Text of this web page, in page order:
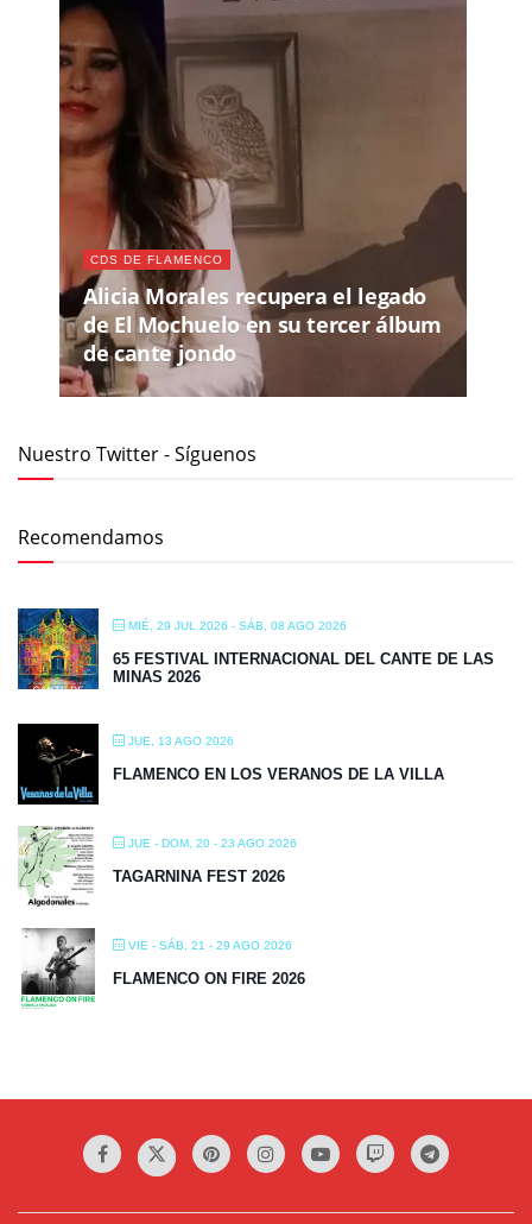
CDS DE FLAMENCO
Alicia Morales recupera el legado
de El Mochuelo en su tercer álbum
de cante jondo
Nuestro Twitter - Síguenos
Recomendamos
MIÉ, 29 JUL 2026 - SÁB, 08 AGO 2026
65 FESTIVAL INTERNACIONAL DEL CANTE DE LAS
MINAS 2026
JUE, 13 AGO 2026
FLAMENCO EN LOS VERANOS DE LA VILLA
JUE - DOM, 20 - 23 AGO 2026
TAGARNINA FEST 2026
VIE - SÁB, 21 - 29 AGO 2026
FLAMENCO ON FIRE 2026